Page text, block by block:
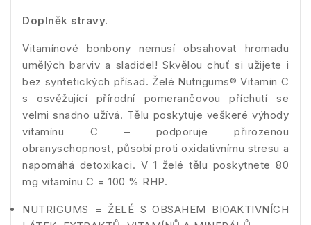
Doplněk stravy.
Vitamínové bonbony nemusí obsahovat hromadu
umělých barviv a sladidel! Skvělou chuť si užijete i
bez syntetických přísad. Želé Nutrigums® Vitamin C
s osvěžující přírodní pomerančovou příchutí se
velmi snadno užívá. Tělu poskytuje veškeré výhody
vitamínu C – podporuje přirozenou
obranyschopnost, působí proti oxidativnímu stresu a
napomáhá detoxikaci. V 1 želé tělu poskytnete 80
mg vitamínu C = 100 % RHP.
NUTRIGUMS = ŽELÉ S OBSAHEM BIOAKTIVNÍCH